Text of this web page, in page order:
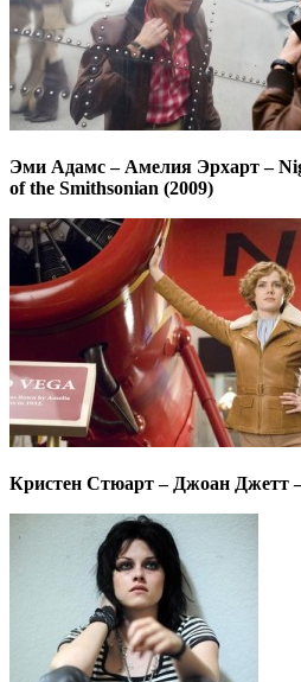
Эми Адамс – Амелия Эрхарт –
of the Smithsonian (2009)
Кристен Стюарт – Джоан Джетт